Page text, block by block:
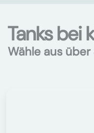
Tanks bei
Wähle aus